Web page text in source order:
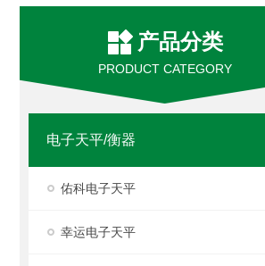
产品分类
PRODUCT CATEGORY
电子天平/衡器
佑科电子天平
幸运电子天平